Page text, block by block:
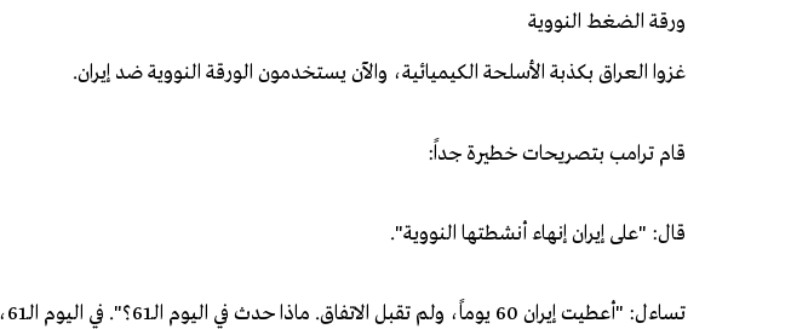
ورقة الضغط النووية
غزوا العراق بكذبة الأسلحة الكيميائية، والآن يستخدمون الورقة النووية ضد إيران.
قام ترامب بتصريحات خطيرة جداً:
قال: "على إيران إنهاء أنشطتها النووية".
تساءل: "أعطيت إيران 60 يوماً، ولم تقبل الاتفاق. ماذا حدث في اليوم الـ61؟". في اليوم الـ61، ضربت إسرائيل إيران.